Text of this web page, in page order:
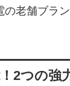
の老舗ブラ
2つの強